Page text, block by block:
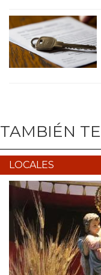
TAMBIÉN
LOCALES